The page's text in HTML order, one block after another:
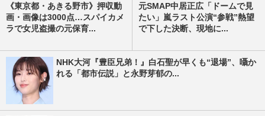
《東京都・あきる野市》押収動
画・画像は3000点…スパイカメ
ラで女児盗撮の元保育...
元SMAP中居正広「ドームで見
たい」嵐ラスト公演“参戦”熱望
で下した決断、現地に...
NHK大河『豊臣兄弟！』白石聖が早くも“退場”、囁か
れる「都市伝説」と永野芽郁の...